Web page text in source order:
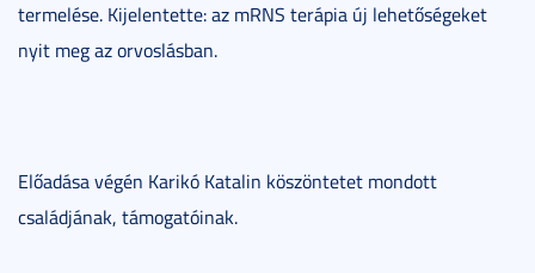
termelése. Kijelentette: az mRNS terápia új lehetőségeket
nyit meg az orvoslásban.
Előadása végén Karikó Katalin köszöntetet mondott
családjának, támogatóinak.